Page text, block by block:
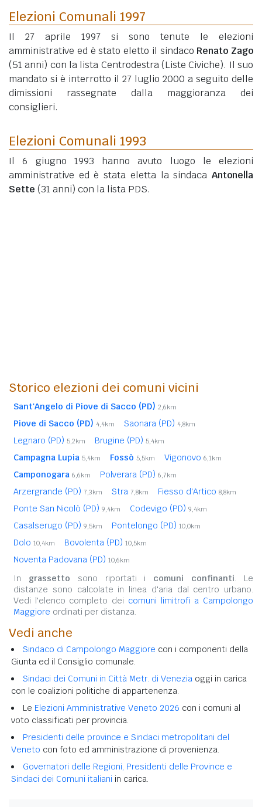
Elezioni Comunali 1997
Il 27 aprile 1997 si sono tenute le elezioni
amministrative ed è stato eletto il sindaco Renato Zago
(51 anni) con la lista Centrodestra (Liste Civiche). Il suo
mandato si è interrotto il 27 luglio 2000 a seguito delle
dimissioni rassegnate dalla maggioranza dei
consiglieri.
Elezioni Comunali 1993
Il 6 giugno 1993 hanno avuto luogo le elezioni
amministrative ed è stata eletta la sindaca Antonella
Sette (31 anni) con la lista PDS.
Storico elezioni dei comuni vicini
Sant'Angelo di Piove di Sacco (PD) 2,6km
Piove di Sacco (PD) 4,4km Saonara (PD) 4,8km
Legnaro (PD) 5,2km Brugine (PD) 5,4km
Campagna Lupia 5,4km Fossò 5,5km Vigonovo 6,1km
Camponogara 6,6km Polverara (PD) 6,7km
Arzergrande (PD) 7,3km Stra 7,8km Fiesso d'Artico 8,8km
Ponte San Nicolò (PD) 9,4km Codevigo (PD) 9,4km
Casalserugo (PD) 9,5km Pontelongo (PD) 10,0km
Dolo 10,4km Bovolenta (PD) 10,5km
Noventa Padovana (PD) 10,6km
In grassetto sono riportati i comuni confinanti. Le
distanze sono calcolate in linea d'aria dal centro urbano.
Vedi l'elenco completo dei comuni limitrofi a Campolongo
Maggiore ordinati per distanza.
Vedi anche
Sindaco di Campolongo Maggiore con i componenti della
Giunta ed il Consiglio comunale.
Sindaci dei Comuni in Città Metr. di Venezia oggi in carica
con le coalizioni politiche di appartenenza.
Le Elezioni Amministrative Veneto 2026 con i comuni al
voto classificati per provincia.
Presidenti delle province e Sindaci metropolitani del
Veneto con foto ed amministrazione di provenienza.
Governatori delle Regioni, Presidenti delle Province e
Sindaci dei Comuni italiani in carica.